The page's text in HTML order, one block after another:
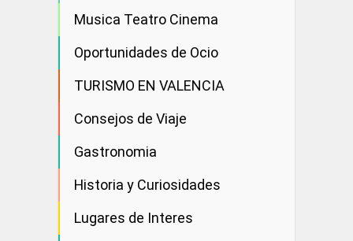
Musica Teatro Cinema
Oportunidades de Ocio
TURISMO EN VALENCIA
Consejos de Viaje
Gastronomia
Historia y Curiosidades
Lugares de Interes